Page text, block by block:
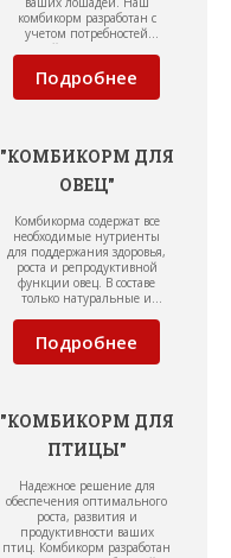
комбикорм разработан с
учетом потребностей
лошадей различных пород
Подробнее
"КОМБИКОРМ ДЛЯ
ОВЕЦ"
Комбикорма содержат все
необходимые нутриенты
для поддержания здоровья,
роста и репродуктивной
функции овец. В составе
только натуральные и
оптимального
Подробнее
"КОМБИКОРМ ДЛЯ
ПТИЦЫ"
Надежное решение для
обеспечения оптимального
роста, развития и
продуктивности ваших
птиц. Комбикорм разработан